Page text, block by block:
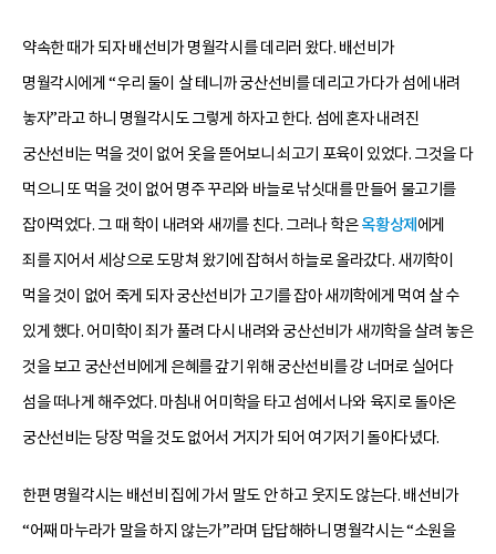
약속한 때가 되자 배선비가 명월각시를 데리러 왔다. 배선비가
명월각시에게 “우리 둘이 살 테니까 궁산선비를 데리고 가다가 섬에 내려
놓자”라고 하니 명월각시도 그렇게 하자고 한다. 섬에 혼자 내려진
궁산선비는 먹을 것이 없어 옷을 뜯어보니 쇠고기 포육이 있었다. 그것을 다
먹으니 또 먹을 것이 없어 명주 꾸리와 바늘로 낚싯대를 만들어 물고기를
잡아먹었다. 그 때 학이 내려와 새끼를 친다. 그러나 학은옥황상제 에게
죄를 지어서 세상으로 도망쳐 왔기에 잡혀서 하늘로 올라갔다. 새끼학이
먹을 것이 없어 죽게 되자 궁산선비가 고기를 잡아 새끼학에게 먹여 살 수
있게 했다. 어미학이 죄가 풀려 다시 내려와 궁산선비가 새끼학을 살려 놓은
것을 보고 궁산선비에게 은혜를 갚기 위해 궁산선비를 강 너머로 실어다
섬을 떠나게 해주었다. 마침내 어미학을 타고 섬에서 나와 육지로 돌아온
궁산선비는 당장 먹을 것도 없어서 거지가 되어 여기저기 돌아다녔다.
한편 명월각시는 배선비 집에 가서 말도 안 하고 웃지도 않는다. 배선비가
“어째 마누라가 말을 하지 않는가”라며 답답해하니 명월각시는 “소원을